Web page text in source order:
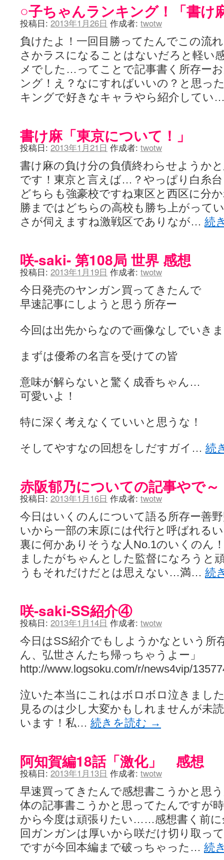
○子ちゃんランキング！「書け
投稿日: 2013年1月26日 作成者: twotw
負けたよ！一回目勝ってたんでこの流
さかラスになることはないだろと軽い
メでした…ってことで記事書く所存ー
ング！え？なにすればいいの？と思っ
キングで好きなキャラやら紹介してい
書け麻「東京について！」
投稿日: 2013年1月21日 作成者: twotw
書け麻の負け分の負債終わらせようか
です！東京と言えば…？やっぱり白糸
どちらも強豪校ですね東区と西区に分
勝まではどちらの高校も勝ち上がって
さが伺えますね激戦区でありなが… 続
咲-saki- 第108局 世界 感想
投稿日: 2013年1月19日 作成者: twotw
今日発売のヤンガン買ってきたんで
早速記事にしようと思う所存ー
今回は出先からなので画像なしでいき
まずは優希の名言を受けての皆
意味が解らないと驚く成香ちゃん…
可愛いよ！
特に深く考えなくていいと思うな！
そしてやすなの回想をしだすガイ… 続
赤阪郁乃についての記事やで～
投稿日: 2013年1月16日 作成者: twotw
今日はいくのんについて語る所存ー善
いから一部の末原には代行と呼ばれる
裏に何かありそうな人No.1のいくのん
ましたがちゃんとした監督になろうと
うもそれだけだとは思えない…満… 続
咲-saki-SS紹介④
投稿日: 2013年1月14日 作成者: twotw
今日はSS紹介でもしようかなという所
ん、弘世さんたち帰っちゃうよー」
http://www.logsoku.com/r/news4vip/
泣いた本当にこれはボロボロ泣きまし
見るのは少し大変かもしれませんが未
います！私… 続きを読む →
阿知賀編18話「激化」 感想
投稿日: 2013年1月13日 作成者: twotw
早速買ってきたんで感想書こうかと思
体の記事書こうかと思ってたんですが
から今度は頑張りたい……感想書く前
回ガンガンは厚いから咲だけ切り取っ
ですが今回本編まで破っちゃった… 続